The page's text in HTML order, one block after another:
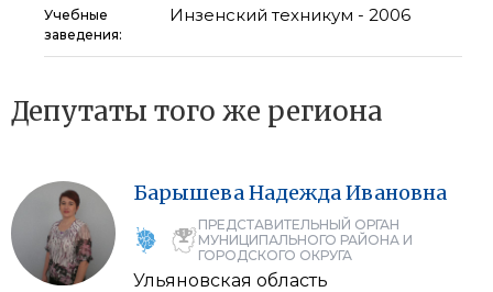
Учебные
заведения:
Инзенский техникум - 2006
Депутаты того же региона
БарышеваНадеждаИвановна
ПРЕДСТАВИТЕЛЬНЫЙ ОРГАН
МУНИЦИПАЛЬНОГО РАЙОНА И
ГОРОДСКОГО ОКРУГА
Ульяновская область